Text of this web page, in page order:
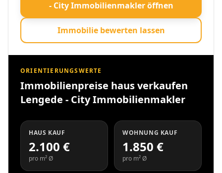
- City Immobilienmakler öffnen
Immobilie bewerten lassen
ORIENTIERUNGSWERTE
Immobilienpreise haus verkaufen
Lengede - City Immobilienmakler
HAUS KAUF
2.100 €
pro m² Ø
WOHNUNG KAUF
1.850 €
pro m² Ø